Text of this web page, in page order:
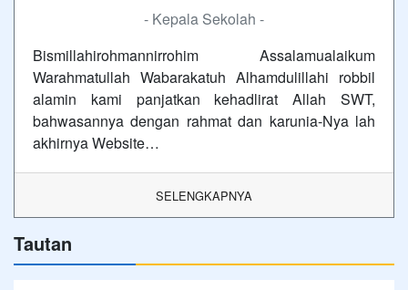
- Kepala Sekolah -
Bismillahirohmannirrohim Assalamualaikum
Warahmatullah Wabarakatuh Alhamdulillahi robbil
alamin kami panjatkan kehadlirat Allah SWT,
bahwasannya dengan rahmat dan karunia-Nya lah
akhirnya Website…
SELENGKAPNYA
Tautan